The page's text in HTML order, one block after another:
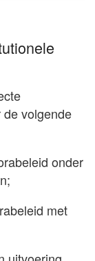
volgende
onder
met